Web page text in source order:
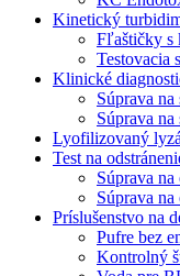
Kinetický
Fľaštičky s
Testovacia
Klinické
Súprava
Súprava
Lyofilizovaný
Test na
Súprava
Súprava
Príslušenstvo na
Pufre bez
Kontrolný